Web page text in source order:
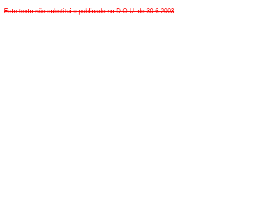
Este texto não substitui o publicado no D.O.U. de 30.6.2003